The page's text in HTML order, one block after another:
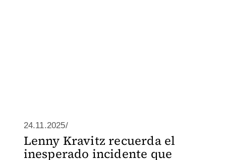
24.11.2025/
Lenny Kravitz recuerda el
inesperado incidente que